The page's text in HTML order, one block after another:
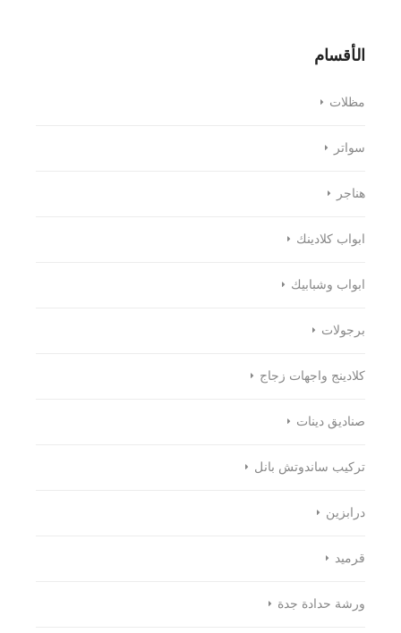
الأقسام
مظلات
سواتر
هناجر
ابواب كلادينك
ابواب وشبابيك
برجولات
كلادينج واجهات زجاج
صناديق دينات
تركيب ساندوتش بانل
درابزين
قرميد
ورشة حدادة جدة